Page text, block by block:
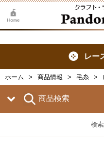
レー
ホーム 商品情報 毛糸
商品検索
検